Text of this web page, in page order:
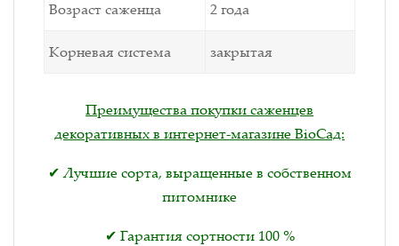
Возраст саженца 2 года
Корневая система закрытая
Преимущества покупки саженцев
декоративных в интернет-магазине BioСад:
✔ Лучшие сорта, выращенные в собственном
питомнике
✔ Гарантия сортности 100 %